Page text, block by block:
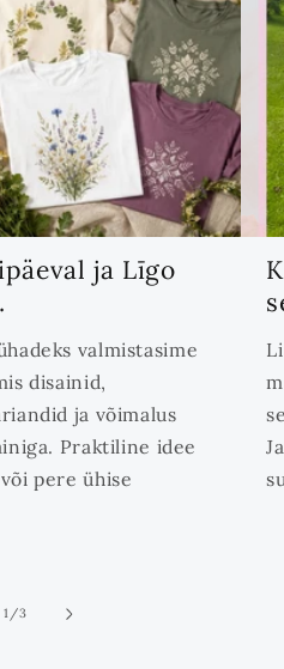
ja Līgo
valmistasime
disainid,
ja võimalus
Praktiline idee
pere ühise
1 /ei
3